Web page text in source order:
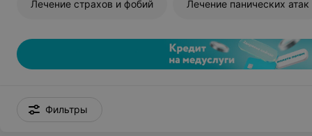
Лечение страхов и фобий Лечение панических атак
Фильтры